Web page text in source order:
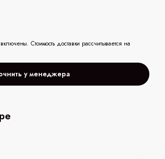
Стоимость доставки рассчитывается на
у менеджера